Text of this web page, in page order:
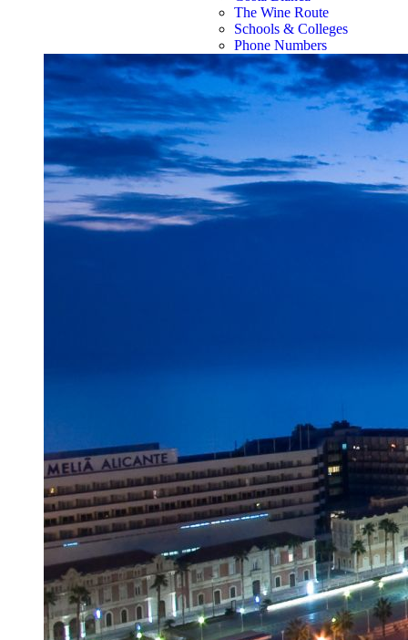
The Wine Route
Schools & Colleges
Phone Numbers